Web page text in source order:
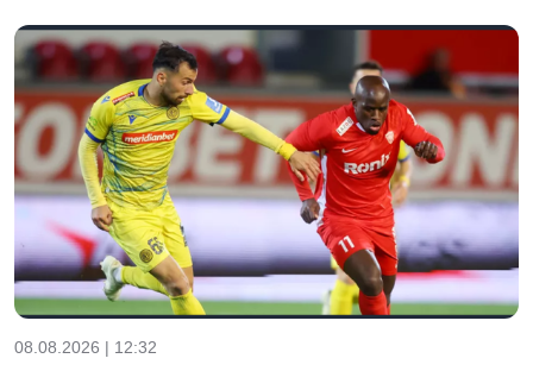
08.08.2026 | 12:32